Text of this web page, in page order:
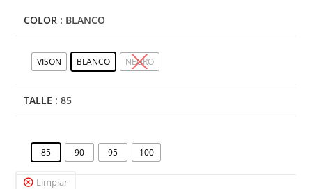
COLOR : BLANCO
VISON BLANCO NEGRO
TALLE : 85
85 90 95 100
Limpiar